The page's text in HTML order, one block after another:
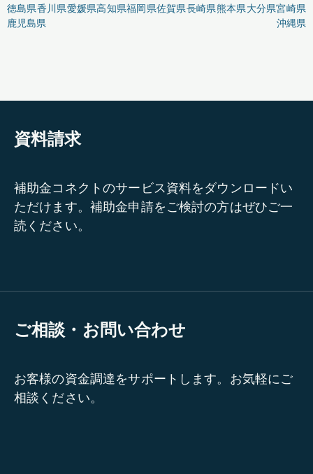
徳島県香川県愛媛県高知県福岡県佐賀県長崎県熊本県大分県宮崎県
鹿児島県
沖縄県
資料請求
補助金コネクトのサービス資料をダウンロードい
ただけます。補助金申請をご検討の方はぜひご一
読ください。
ご相談・お問い合わせ
お客様の資金調達をサポートします。お気軽にご
相談ください。